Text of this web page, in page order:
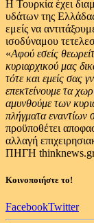
Η Τουρκία έχει
υδάτων της
εμείς να
ισοδύναμου
«Αφού εσείς
κυριαρχικού μας
τότε και εμείς σας
επεκτείνουμε τα
αμυνθούμε των
πλήγματα εναντίων
προϋποθέτει
αλλαγή
ΠΗΓΗ
Κοινοποιήστε το!
FacebookTwitter